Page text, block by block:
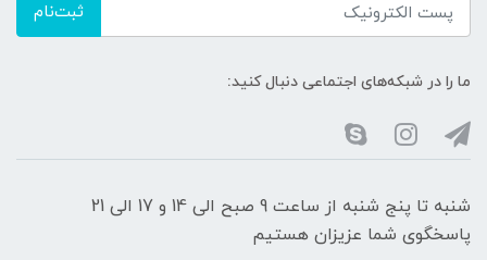
ثبت‌نام
ما را در شبکه‌های اجتماعی دنبال کنید:
شنبه تا پنج شنبه از ساعت 9 صبح الی 14 و 17 الی 21
پاسخگوی شما عزیزان هستیم